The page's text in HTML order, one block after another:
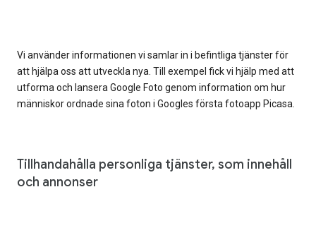
Vi använder informationen vi samlar in i befintliga tjänster för
att hjälpa oss att utveckla nya. Till exempel fick vi hjälp med att
utforma och lansera Google Foto genom information om hur
människor ordnade sina foton i Googles första fotoapp Picasa.
Tillhandahålla personliga tjänster, som innehåll
och annonser